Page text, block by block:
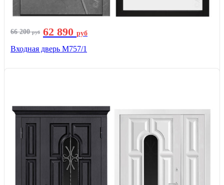
66 200руб 62 890 руб
Входная дверь М757/1